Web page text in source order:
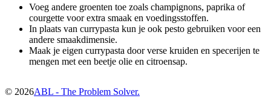
Voeg andere groenten toe zoals champignons, paprika of
courgette voor extra smaak en voedingsstoffen.
In plaats van currypasta kun je ook pesto gebruiken voor een
andere smaakdimensie.
Maak je eigen currypasta door verse kruiden en specerijen te
mengen met een beetje olie en citroensap.
© 2026ABL - The Problem Solver.